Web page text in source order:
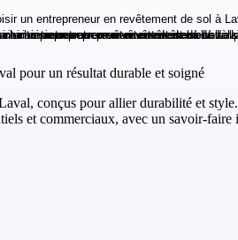
pour un résultat durable et soigné
conçus pour allier durabilité et
et commerciaux, avec un savoir-faire